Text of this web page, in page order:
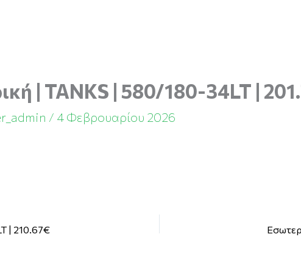
| TANKS | 580/180-34LT |
/ 4 Φεβρουαρίου 2026
| 210.67€